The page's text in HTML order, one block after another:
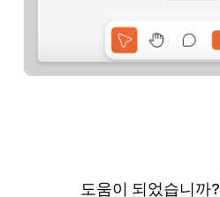
도움이 되었습니까?